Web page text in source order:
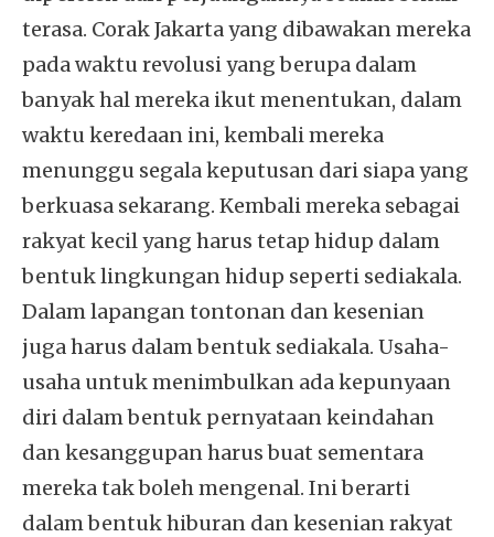
terasa. Corak Jakarta yang dibawakan mereka
pada waktu revolusi yang berupa dalam
banyak hal mereka ikut menentukan, dalam
waktu keredaan ini, kembali mereka
menunggu segala keputusan dari siapa yang
berkuasa sekarang. Kembali mereka sebagai
rakyat kecil yang harus tetap hidup dalam
bentuk lingkungan hidup seperti sediakala.
Dalam lapangan tontonan dan kesenian
juga harus dalam bentuk sediakala. Usaha-
usaha untuk menimbulkan ada kepunyaan
diri dalam bentuk pernyataan keindahan
dan kesanggupan harus buat sementara
mereka tak boleh mengenal. Ini berarti
dalam bentuk hiburan dan kesenian rakyat